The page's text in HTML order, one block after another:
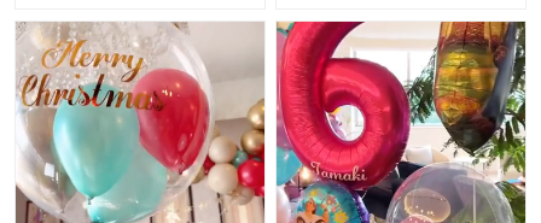
#balloondecor
#バルーンアート
#バルーンデコレーション
#バースデーバルーン
#誕生日バルーン
#誕生日飾り付け
ご注文はリトルレモネード オン
ラインで
平日13時までのご注文で即日発
送📦🎈
#littlelemonade
#リトルレモネード
#本人不在の誕生日
#横浜エクセレンス
#プリンセスパーティー
#ラプンツェル
#5歳誕生日
#風船
#バルーン
#パーティープランナー
@minnanolemomade
‘23 July みんレモサマーフェスタ
#littlelemonade
#リトルレモネード
#バルーンスタンド
#バルーンアーチ
#バルーンアート
お手伝いいたしましたBABY SHO
WER。
親しいご友人たちで、大切なご夫
婦のために
綿密に企画しされた素敵なパーテ
ィー。
パーティーの中ではジェンダーリ